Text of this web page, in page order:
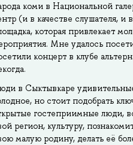
коми в Национальной
(и в качестве слушателя, и
которая привлекает
Мне удалось
концерт в клубе
в Сыктывкаре
но стоит подобрать
гостеприимные люди,
регион, культуру,
малую родину, делать её